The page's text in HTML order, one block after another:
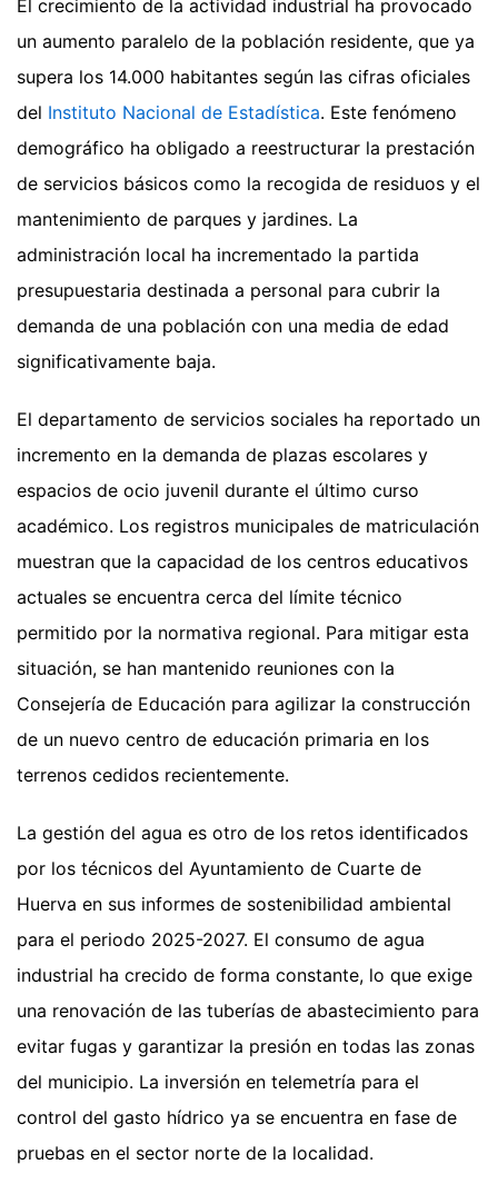
El crecimiento de la actividad industrial ha provocado
un aumento paralelo de la población residente, que ya
supera los 14.000 habitantes según las cifras oficiales
del Instituto Nacional de Estadística. Este fenómeno
demográfico ha obligado a reestructurar la prestación
de servicios básicos como la recogida de residuos y el
mantenimiento de parques y jardines. La
administración local ha incrementado la partida
presupuestaria destinada a personal para cubrir la
demanda de una población con una media de edad
significativamente baja.
El departamento de servicios sociales ha reportado un
incremento en la demanda de plazas escolares y
espacios de ocio juvenil durante el último curso
académico. Los registros municipales de matriculación
muestran que la capacidad de los centros educativos
actuales se encuentra cerca del límite técnico
permitido por la normativa regional. Para mitigar esta
situación, se han mantenido reuniones con la
Consejería de Educación para agilizar la construcción
de un nuevo centro de educación primaria en los
terrenos cedidos recientemente.
La gestión del agua es otro de los retos identificados
por los técnicos del Ayuntamiento de Cuarte de
Huerva en sus informes de sostenibilidad ambiental
para el periodo 2025-2027. El consumo de agua
industrial ha crecido de forma constante, lo que exige
una renovación de las tuberías de abastecimiento para
evitar fugas y garantizar la presión en todas las zonas
del municipio. La inversión en telemetría para el
control del gasto hídrico ya se encuentra en fase de
pruebas en el sector norte de la localidad.